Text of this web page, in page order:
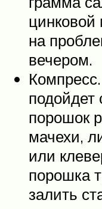
цинковой
на
вечером.
подойдет
порошок
мачехи,
или
порошка
залить